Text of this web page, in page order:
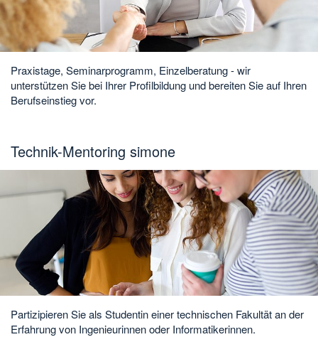
Praxistage, Seminarprogramm, Einzelberatung - wir
unterstützen Sie bei Ihrer Profilbildung und bereiten Sie auf Ihren
Berufseinstieg vor.
Technik-Mentoring simone
Partizipieren Sie als Studentin einer technischen Fakultät an der
Erfahrung von Ingenieurinnen oder Informatikerinnen.